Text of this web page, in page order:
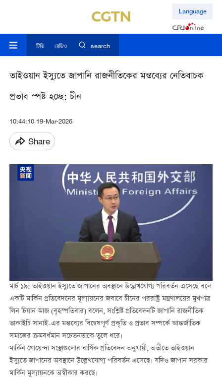
Language
টিভি রেডিও search
তাইওয়ান ইস্যুতে জাপানি রাজনীতিকের মন্তব্যের নেতিবাচক
প্রভাব স্পষ্ট হচ্ছে: চীন
10:44:10 19-Mar-2026
Share
মার্চ ১৯: তাইওয়ান ইস্যুতে জাপানের অবস্থানে উল্লেখযোগ্য পরিবর্তন এসেছে বলে
একটি মার্কিন প্রতিবেদনের মূল্যায়নের জবাবে চীনের পররাষ্ট্র মন্ত্রণালয়ের মুখপাত্র
লিন চিয়ান আজ (বৃহস্পতিবার) বলেন, সংশ্লিষ্ট প্রতিবেদনটি জাপানি রাজনীতিক
তাকাইচি সানাই-এর মন্তব্যের বিদ্বেষপূর্ণ প্রকৃতি ও প্রভাব সম্পর্কে আন্তর্জাতিক
সমাজের ক্রমবর্ধমান সচেতনতাকে তুলে ধরে।
মার্কিন গোয়েন্দা সংস্থাগুলোর বার্ষিক প্রতিবেদন অনুযায়ী, অতীতে তাইওয়ান
ইস্যুতে জাপানের অবস্থানে উল্লেখযোগ্য পরিবর্তন এসেছে। যদিও জাপান সরকার
মার্কিন মূল্যায়নকে অস্বীকার করছে।